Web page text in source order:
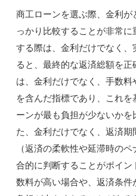
商工ローンを選ぶ際、金利
っかり比較することが非常
する際は、金利だけでなく
ると、最終的な返済総額を
は、金利だけでなく、手数
を含んだ指標であり、これ
ーンが最も負担が少ないか
た、金利だけでなく、返済
（返済の柔軟性や延滞時の
合的に判断することがポイ
数料が高い場合や、返済条